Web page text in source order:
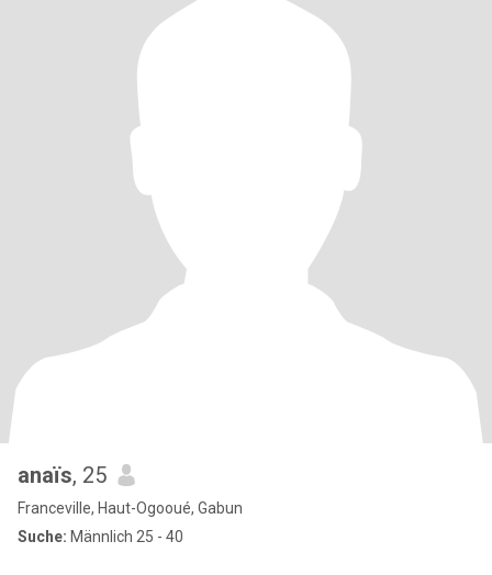
anaïs, 25
Franceville, Haut-Ogooué, Gabun
Suche: Männlich 25 - 40